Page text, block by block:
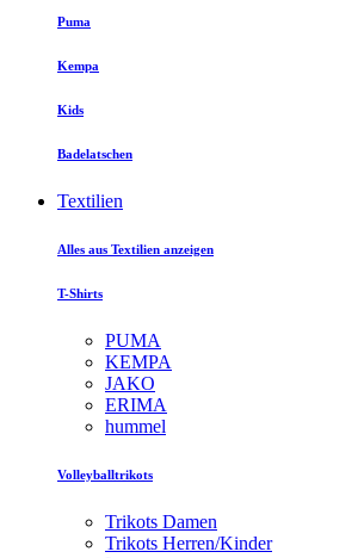
Puma
Kempa
Kids
Badelatschen
Textilien
Alles aus Textilien anzeigen
T-Shirts
PUMA
KEMPA
JAKO
ERIMA
hummel
Volleyballtrikots
Trikots Damen
Trikots Herren/Kinder